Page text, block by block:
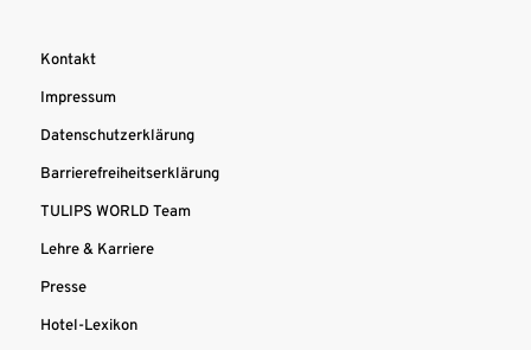
Kontakt
Impressum
Datenschutzerklärung
Barrierefreiheitserklärung
TULIPS WORLD Team
Lehre & Karriere
Presse
Hotel-Lexikon